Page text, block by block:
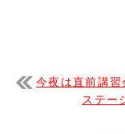
今夜は直前講習
ステー